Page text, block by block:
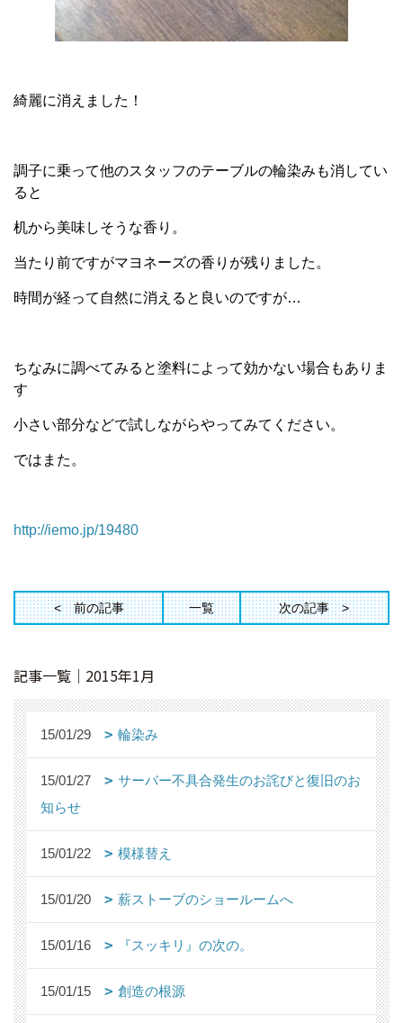
綺麗に消えました！
調子に乗って他のスタッフのテーブルの輪染みも消してい
ると
机から美味しそうな香り。
当たり前ですがマヨネーズの香りが残りました。
時間が経って自然に消えると良いのですが…
ちなみに調べてみると塗料によって効かない場合もありま
す
小さい部分などで試しながらやってみてください。
ではまた。
http://iemo.jp/19480
前の記事 一覧 次の記事
記事一覧｜2015年1月
15/01/29 輪染み
15/01/27
サーバー不具合発生のお詫びと復旧のお
知らせ
15/01/22 模様替え
15/01/20 薪ストーブのショールームへ
15/01/16 『スッキリ』の次の。
15/01/15 創造の根源